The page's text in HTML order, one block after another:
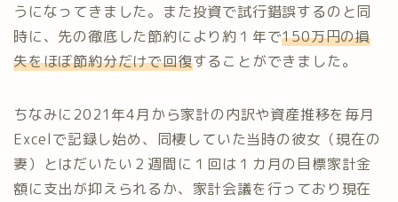
うになってきました。また投資で試行錯誤するのと同
時に、先の徹底した節約により約１年で150万円の損
失をほぼ節約分だけで回復することができました。
ちなみに2021年4月から家計の内訳や資産推移を毎月
Excelで記録し始め、同棲していた当時の彼女（現在の
妻）とはだいたい２週間に１回は１カ月の目標家計金
額に支出が抑えられるか、家計会議を行っており現在